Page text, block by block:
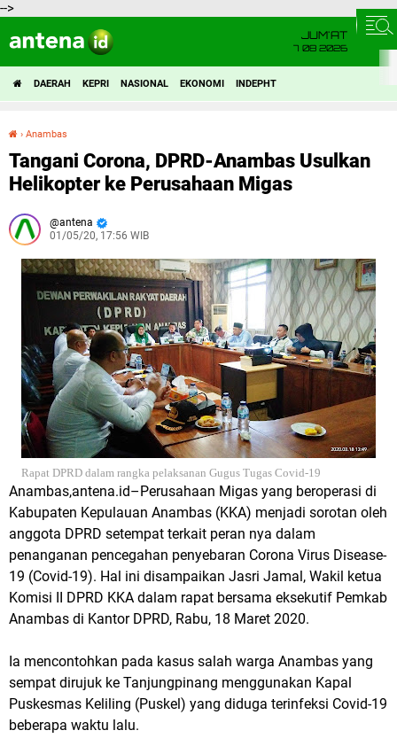
-->
JUM'AT
7 08 2026
DAERAH KEPRI NASIONAL EKONOMI INDEPHT
› Anambas
Tangani Corona, DPRD-Anambas Usulkan
Helikopter ke Perusahaan Migas
antena
01/05/20, 17:56 WIB
Rapat DPRD dalam rangka pelaksanan Gugus Tugas Covid-19
Anambas,antena.id–Perusahaan Migas yang beroperasi di
Kabupaten Kepulauan Anambas (KKA) menjadi sorotan oleh
anggota DPRD setempat terkait peran nya dalam
penanganan pencegahan penyebaran Corona Virus Disease-
19 (Covid-19). Hal ini disampaikan Jasri Jamal, Wakil ketua
Komisi II DPRD KKA dalam rapat bersama eksekutif Pemkab
Anambas di Kantor DPRD, Rabu, 18 Maret 2020.
Ia mencontohkan pada kasus salah warga Anambas yang
sempat dirujuk ke Tanjungpinang menggunakan Kapal
Puskesmas Keliling (Puskel) yang diduga terinfeksi Covid-19
beberapa waktu lalu.